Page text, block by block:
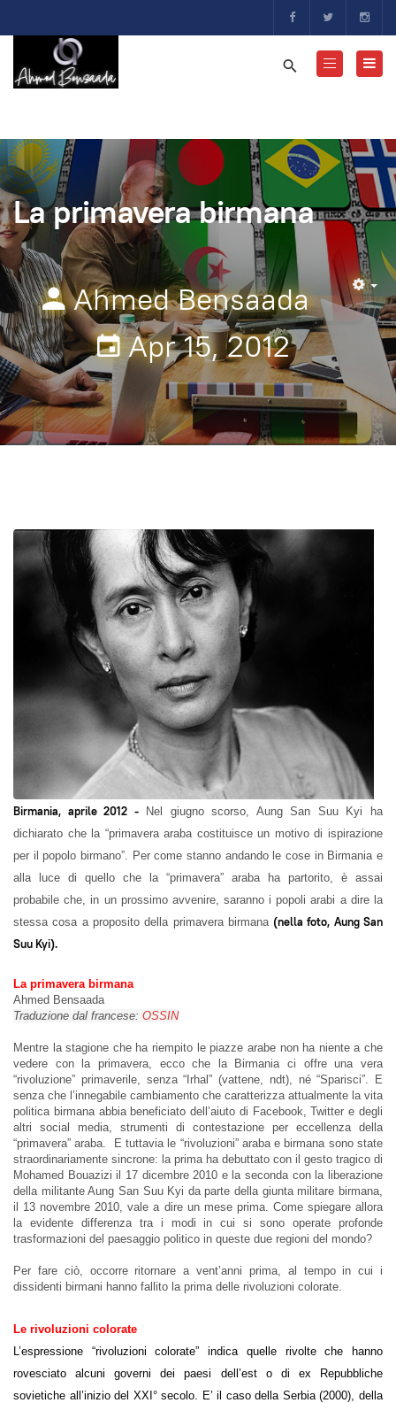
La primavera birmana
Ahmed Bensaada
Apr 15, 2012
Birmania, aprile 2012 -Nel giugno scorso, Aung San Suu Kyi ha
dichiarato che la “primavera araba costituisce un motivo di ispirazione
per il popolo birmano”. Per come stanno andando le cose in Birmania e
alla luce di quello che la “primavera” araba ha partorito, è assai
probabile che, in un prossimo avvenire, saranno i popoli arabi a dire la
stessa cosa a proposito della primavera birmana (nella foto, Aung San
Suu Kyi).
La primavera birmana
Ahmed Bensaada
Traduzione dal francese: OSSIN
Mentre la stagione che ha riempito le piazze arabe non ha niente a che
vedere con la primavera, ecco che la Birmania ci offre una vera
“rivoluzione” primaverile, senza “Irhal” (vattene, ndt), né “Sparisci”. E
senza che l’innegabile cambiamento che caratterizza attualmente la vita
politica birmana abbia beneficiato dell’aiuto di Facebook, Twitter e degli
altri social media, strumenti di contestazione per eccellenza della
“primavera” araba. E tuttavia le “rivoluzioni” araba e birmana sono state
straordinariamente sincrone: la prima ha debuttato con il gesto tragico di
Mohamed Bouazizi il 17 dicembre 2010 e la seconda con la liberazione
della militante Aung San Suu Kyi da parte della giunta militare birmana,
il 13 novembre 2010, vale a dire un mese prima. Come spiegare allora
la evidente differenza tra i modi in cui si sono operate profonde
trasformazioni del paesaggio politico in queste due regioni del mondo?
Per fare ciò, occorre ritornare a vent’anni prima, al tempo in cui i
dissidenti birmani hanno fallito la prima delle rivoluzioni colorate.
Le rivoluzioni colorate
L’espressione “rivoluzioni colorate” indica quelle rivolte che hanno
rovesciato alcuni governi dei paesi dell’est o di ex Repubbliche
sovietiche all’inizio del XXI° secolo. E’ il caso della Serbia (2000), della